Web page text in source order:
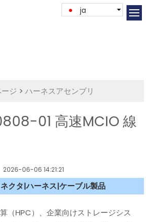
ja
ージ >ハーネスアセンブリ
01 高速MCIO 線
2026-06-06 14:21:21
クタ|ハーネス|ケーブル製品
（HPC）、企業向けストレージシス